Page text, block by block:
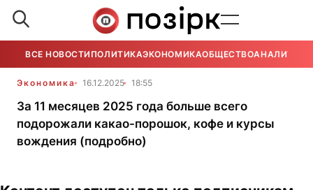
ВСЕ НОВОСТИ ПОЛИТИКАЭКОНОМИКАОБЩЕСТВОАНАЛИТИКА
Экономика 16.12.2025 18:55
За 11 месяцев 2025 года больше всего
подорожали какао-порошок, кофе и курсы
вождения (подробно)